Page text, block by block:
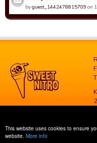
This website uses cookies to ensure
website. More info
byguest_1442478815709 on